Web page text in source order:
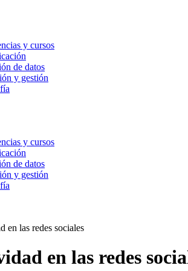
y cursos
de datos
y gestión
y cursos
de datos
y gestión
en las redes sociales
en las redes